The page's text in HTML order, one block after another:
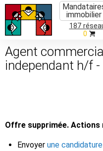
immobilier
187
0
Agent
independant h/f
Offre supprimée. Actions
Envoyer une